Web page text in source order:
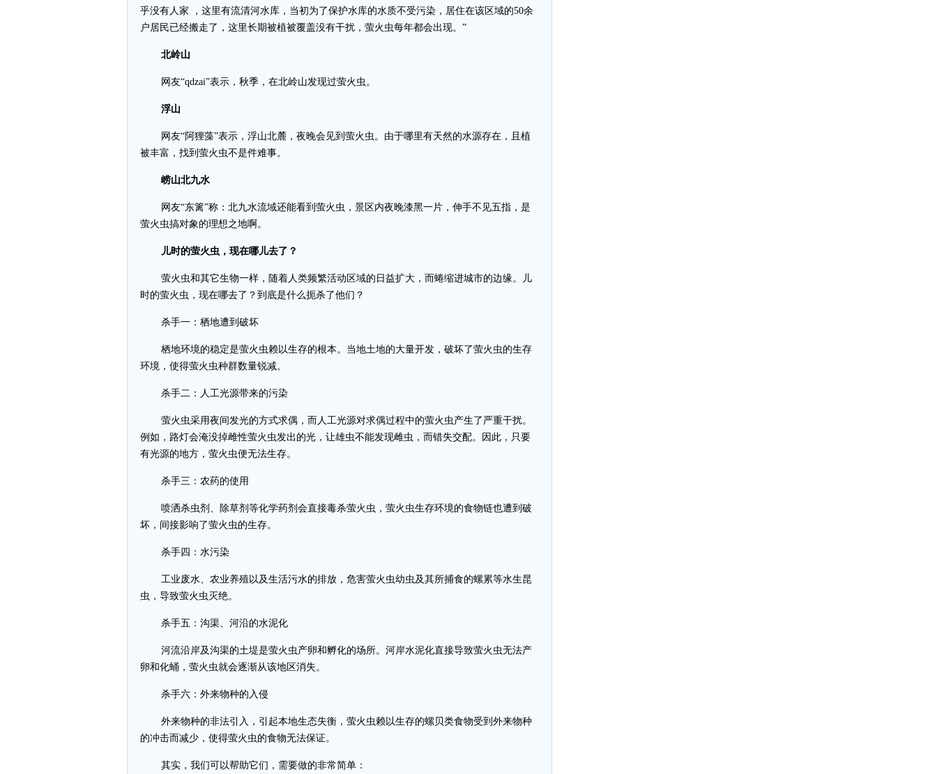
乎没有人家 ，这里有流清河水库，当初为了保护水库的水质不受污染，居住在该区域的50余
户居民已经搬走了，这里长期被植被覆盖没有干扰，萤火虫每年都会出现。”
北岭山
网友“qdzai”表示，秋季，在北岭山发现过萤火虫。
浮山
网友“阿狸藻”表示，浮山北麓，夜晚会见到萤火虫。由于哪里有天然的水源存在，且植
被丰富，找到萤火虫不是件难事。
崂山北九水
网友“东篱”称：北九水流域还能看到萤火虫，景区内夜晚漆黑一片，伸手不见五指，是
萤火虫搞对象的理想之地啊。
儿时的萤火虫，现在哪儿去了？
萤火虫和其它生物一样，随着人类频繁活动区域的日益扩大，而蜷缩进城市的边缘。儿
时的萤火虫，现在哪去了？到底是什么扼杀了他们？
杀手一：栖地遭到破坏
栖地环境的稳定是萤火虫赖以生存的根本。当地土地的大量开发，破坏了萤火虫的生存
环境，使得萤火虫种群数量锐减。
杀手二：人工光源带来的污染
萤火虫采用夜间发光的方式求偶，而人工光源对求偶过程中的萤火虫产生了严重干扰。
例如，路灯会淹没掉雌性萤火虫发出的光，让雄虫不能发现雌虫，而错失交配。因此，只要
有光源的地方，萤火虫便无法生存。
杀手三：农药的使用
喷洒杀虫剂、除草剂等化学药剂会直接毒杀萤火虫，萤火虫生存环境的食物链也遭到破
坏，间接影响了萤火虫的生存。
杀手四：水污染
工业废水、农业养殖以及生活污水的排放，危害萤火虫幼虫及其所捕食的螺累等水生昆
虫，导致萤火虫灭绝。
杀手五：沟渠、河沿的水泥化
河流沿岸及沟渠的土堤是萤火虫产卵和孵化的场所。河岸水泥化直接导致萤火虫无法产
卵和化蛹，萤火虫就会逐渐从该地区消失。
杀手六：外来物种的入侵
外来物种的非法引入，引起本地生态失衡，萤火虫赖以生存的螺贝类食物受到外来物种
的冲击而减少，使得萤火虫的食物无法保证。
其实，我们可以帮助它们，需要做的非常简单：